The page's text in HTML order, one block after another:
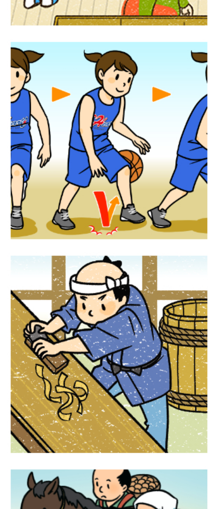
スポーツイラスト『バスケットボールルー
ルブック』リーフラス
学習漫画『未来につなぐ日本の工芸品』
Gakken